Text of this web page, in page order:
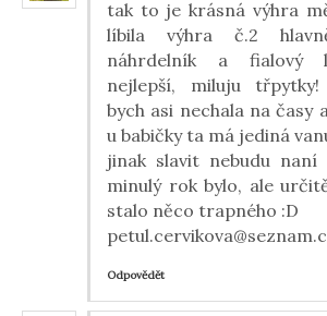
tak to je krásná výhra
líbila výhra č.2
náhrdelník a fialový
nejlepší, miluju
bych asi nechala na časy
u babičky ta má jediná
jinak slavit nebudu naní
minulý rok bylo, ale
stalo něco trapného :D
Odpovědět